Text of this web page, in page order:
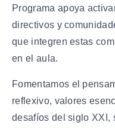
Programa apoya
directivos y
que integren estas
en el aula.
Fomentamos el
reflexivo, valores
desafíos del siglo XXI,